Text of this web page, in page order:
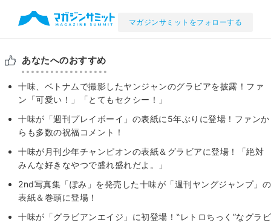
マガジンサミットをフォローする
あなたへのおすすめ
十味、ベトナムで撮影したヤンジャンのグラビアを披露！ファ
ン「可愛い！」「とてもセクシー！」
十味が「週刊プレイボーイ」の表紙に5年ぶりに登場！ファンか
らも多数の祝福コメント！
十味が月刊少年チャンピオンの表紙＆グラビアに登場！「絶対
みんな好きなやつで盛れ盛れだよ。」
2nd写真集「ぽみ」を発売した十味が「週刊ヤングジャンプ」の
表紙＆巻頭に登場！
十味が「グラビアンエイジ」に初登場！‟レトロちっく”なグラビ